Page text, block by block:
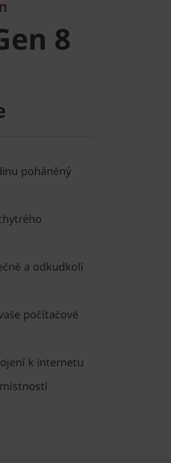
8
8
poháněný
a odkudkoli
počítačové
k internetu